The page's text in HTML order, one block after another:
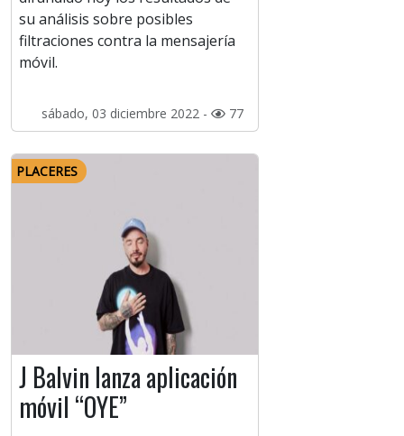
su análisis sobre posibles
filtraciones contra la mensajería
móvil.
sábado, 03 diciembre 2022 - 77
PLACERES
J Balvin lanza aplicación
móvil “OYE”